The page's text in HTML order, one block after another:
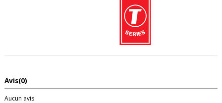
Avis(0)
Aucun avis